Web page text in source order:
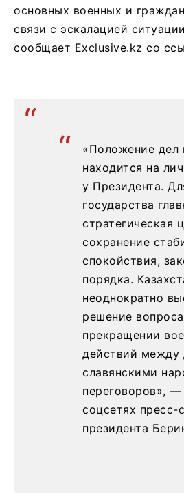
основных военных и
связи с эскалацией
сообщает Exclusive.kz со
«Положение дел
находится на
у Президента.
государства
стратегическая
сохранение
спокойствия,
порядка.
неоднократно
решение
прекращении
действий между
славянскими
переговоров»,
соцсетях пресс-
президента